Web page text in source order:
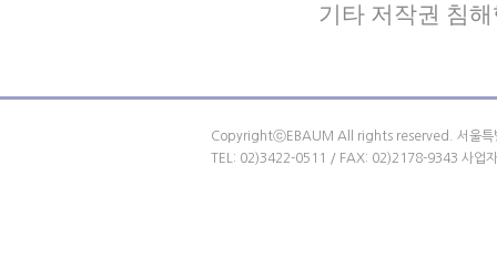
기타 저작권 침
CopyrightⓒEBAUM All rights reserved. 서울특
TEL: 02)3422-0511 / FAX: 02)2178-9343 사업